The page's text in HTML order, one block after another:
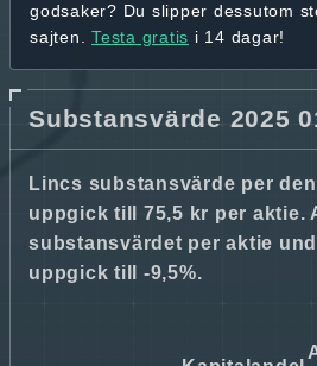
godsaker? Du slipper dessutom
sajten. Testa gratis i 14 dagar!
Substansvärde 2025
Lincs substansvärde per
uppgick till 75,5 kr per aktie.
substansvärdet per aktie
uppgick till -9,5%.